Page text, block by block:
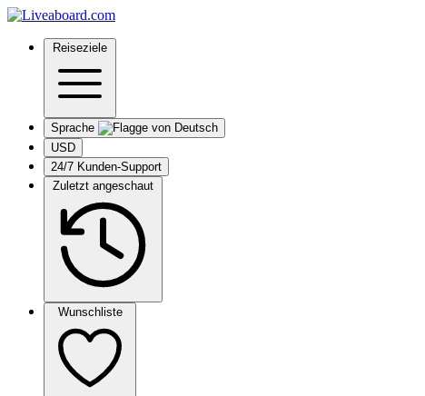
Reiseziele
Sprache
USD
24/7 Kunden-Support
Zuletzt angeschaut
Wunschliste